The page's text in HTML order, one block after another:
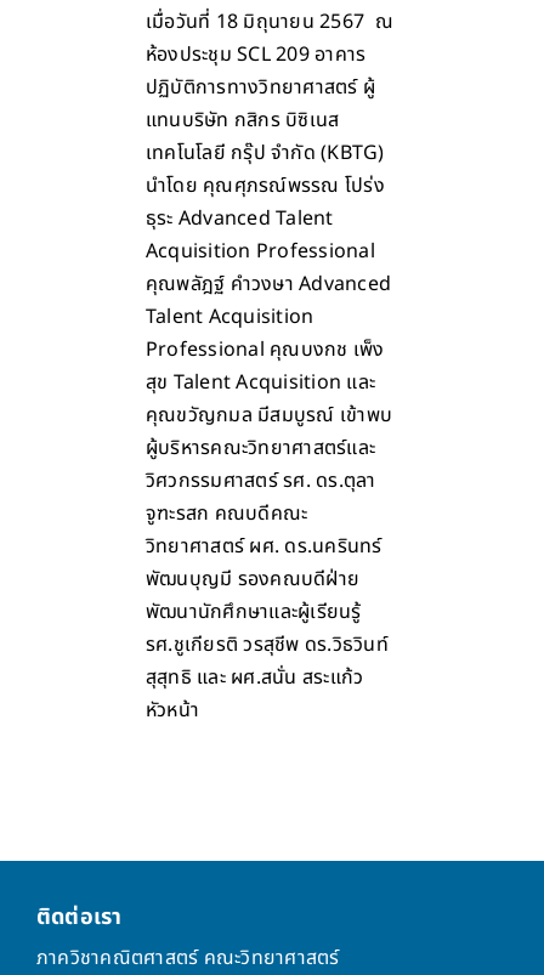
เมื่อวันที่ 18 มิถุนายน 2567 ณ
ห้องประชุม SCL 209 อาคาร
ปฏิบัติการทางวิทยาศาสตร์ ผู้
แทนบริษัท กสิกร บิซิเนส
เทคโนโลยี กรุ๊ป จำกัด (KBTG)
นำโดย คุณศุภรณ์พรรณ โปร่ง
ธุระ Advanced Talent
Acquisition Professional
คุณพลัฎฐ์ คำวงษา Advanced
Talent Acquisition
Professional คุณบงกช เพ็ง
สุข Talent Acquisition และ
คุณขวัญกมล มีสมบูรณ์ เข้าพบ
ผู้บริหารคณะวิทยาศาสตร์และ
วิศวกรรมศาสตร์ รศ. ดร.ตุลา
จูฑะรสก คณบดีคณะ
วิทยาศาสตร์ ผศ. ดร.นครินทร์
พัฒนบุญมี รองคณบดีฝ่าย
พัฒนานักศึกษาและผู้เรียนรู้
รศ.ชูเกียรติ วรสุชีพ ดร.วิธวินท์
สุสุทธิ และ ผศ.สนั่น สระแก้ว
หัวหน้า
ติดต่อเรา
ภาควิชาคณิตศาสตร์ คณะวิทยาศาสตร์